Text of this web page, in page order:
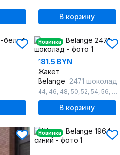
В корзину
Новинка
181.5 BYN
Жакет
Belange 2471 шоколад
44, 46, 48, 50, 52, 54, 56, 58
В корзину
Новинка